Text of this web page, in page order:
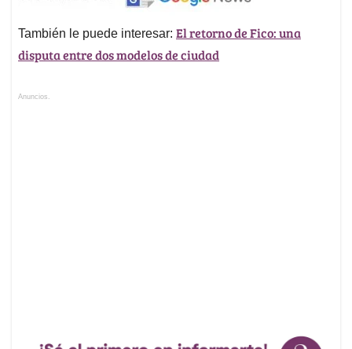
También le puede interesar: El retorno de Fico: una
disputa entre dos modelos de ciudad
Anuncios.